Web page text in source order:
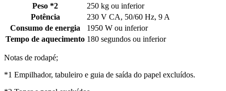
Peso *2
250 kg ou inferior
Potência
230 V CA, 50/60 Hz, 9 A
Consumo de energia
1950 W ou inferior
Tempo de aquecimento 180 segundos ou inferior
Notas de rodapé;
*1 Empilhador, tabuleiro e guia de saída do papel excluídos.